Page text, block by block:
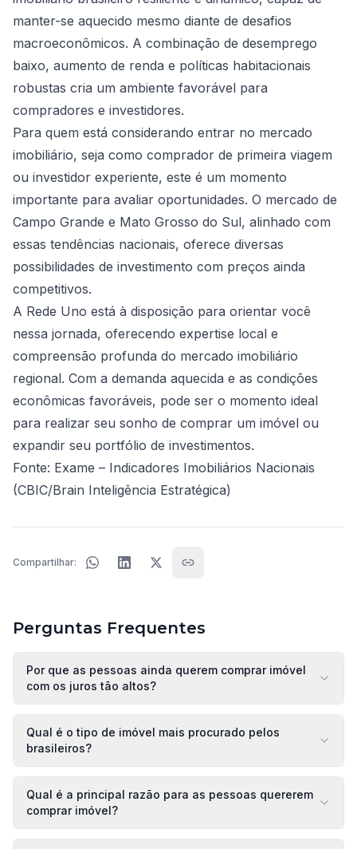
manter-se aquecido mesmo diante de desafios
macroeconômicos. A combinação de desemprego
baixo, aumento de renda e políticas habitacionais
robustas cria um ambiente favorável para
compradores e investidores.
Para quem está considerando entrar no mercado
imobiliário, seja como comprador de primeira viagem
ou investidor experiente, este é um momento
importante para avaliar oportunidades. O mercado de
Campo Grande e Mato Grosso do Sul, alinhado com
essas tendências nacionais, oferece diversas
possibilidades de investimento com preços ainda
competitivos.
A Rede Uno está à disposição para orientar você
nessa jornada, oferecendo expertise local e
compreensão profunda do mercado imobiliário
regional. Com a demanda aquecida e as condições
econômicas favoráveis, pode ser o momento ideal
para realizar seu sonho de comprar um imóvel ou
expandir seu portfólio de investimentos.
Fonte: Exame – Indicadores Imobiliários Nacionais
(CBIC/Brain Inteligência Estratégica)
Compartilhar:
Perguntas Frequentes
Por que as pessoas ainda querem comprar imóvel
com os juros tão altos?
Qual é o tipo de imóvel mais procurado pelos
brasileiros?
Qual é a principal razão para as pessoas quererem
comprar imóvel?